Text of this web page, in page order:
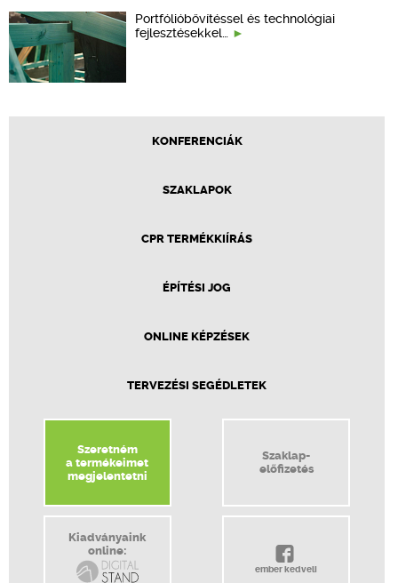
Portfólióbővítéssel és technológiai
fejlesztésekkel…
KONFERENCIÁK
SZAKLAPOK
CPR TERMÉKKIÍRÁS
ÉPÍTÉSI JOG
ONLINE KÉPZÉSEK
TERVEZÉSI SEGÉDLETEK
Szeretném
a termékeimet
megjelentetni
Szaklap-
előfizetés
Kiadványaink
online:
ember kedveli